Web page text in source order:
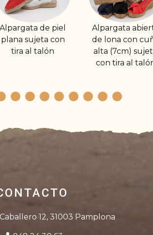
Alpargata abierta
de lona con cuña
alta (7cm) sujeta
Alpargata de
cuña alta
sujeta con
12, 31003 Pamplona